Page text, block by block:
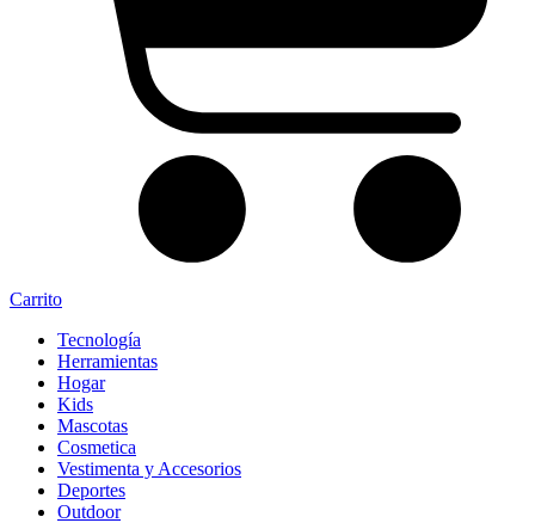
Carrito
Tecnología
Herramientas
Hogar
Kids
Mascotas
Cosmetica
Vestimenta y Accesorios
Deportes
Outdoor